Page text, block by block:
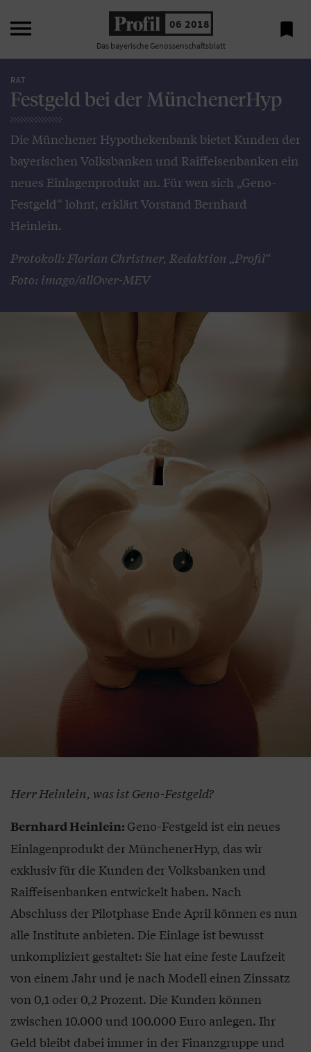
 06 2018
Das bayerische Genossenschaftsblatt

RAT
Festgeld bei der MünchenerHyp
Die Münchener Hypothekenbank bietet Kunden der
bayerischen Volksbanken und Raiffeisenbanken ein
neues Einlagenprodukt an. Für wen sich „Geno-
Festgeld“ lohnt, erklärt Vorstand Bernhard
Heinlein.
Protokoll: Florian Christner, Redaktion „Profil“
Foto: imago/allOver-MEV
Herr Heinlein, was ist Geno-Festgeld?
Bernhard Heinlein: Geno-Festgeld ist ein neues
Einlagenprodukt der MünchenerHyp, das wir
exklusiv für die Kunden der Volksbanken und
Raiffeisenbanken entwickelt haben. Nach
Abschluss der Pilotphase Ende April können es nun
alle Institute anbieten. Die Einlage ist bewusst
unkompliziert gestaltet: Sie hat eine feste Laufzeit
von einem Jahr und je nach Modell einen Zinssatz
von 0,1 oder 0,2 Prozent. Die Kunden können
zwischen 10.000 und 100.000 Euro anlegen. Ihr
Geld bleibt dabei immer in der Finanzgruppe und